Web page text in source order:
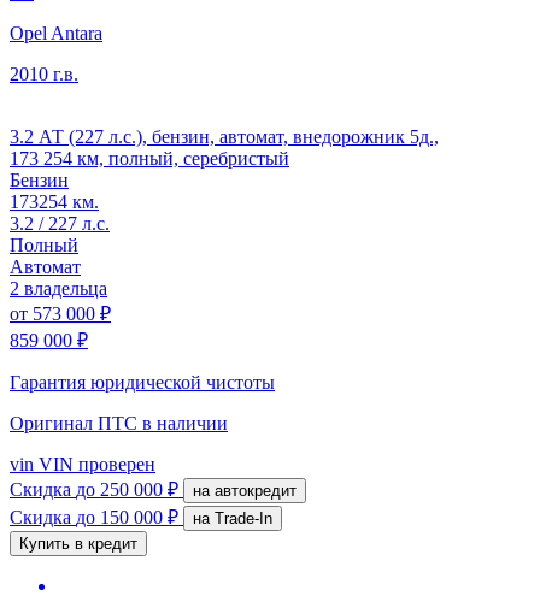
Opel Antara
2010 г.в.
3.2 АТ (227 л.с.), бензин, автомат, внедорожник 5д.,
173 254 км, полный, серебристый
Бензин
173254 км.
3.2 / 227 л.с.
Полный
Автомат
2 владельца
от 573 000 ₽
859 000 ₽
Гарантия юридической чистоты
Оригинал ПТС в наличии
vin VIN проверен
Скидка до 250 000 ₽ на автокредит
Скидка до 150 000 ₽
на Trade-In
Купить в кредит